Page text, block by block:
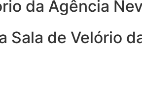
da Agência
Sala de Velório